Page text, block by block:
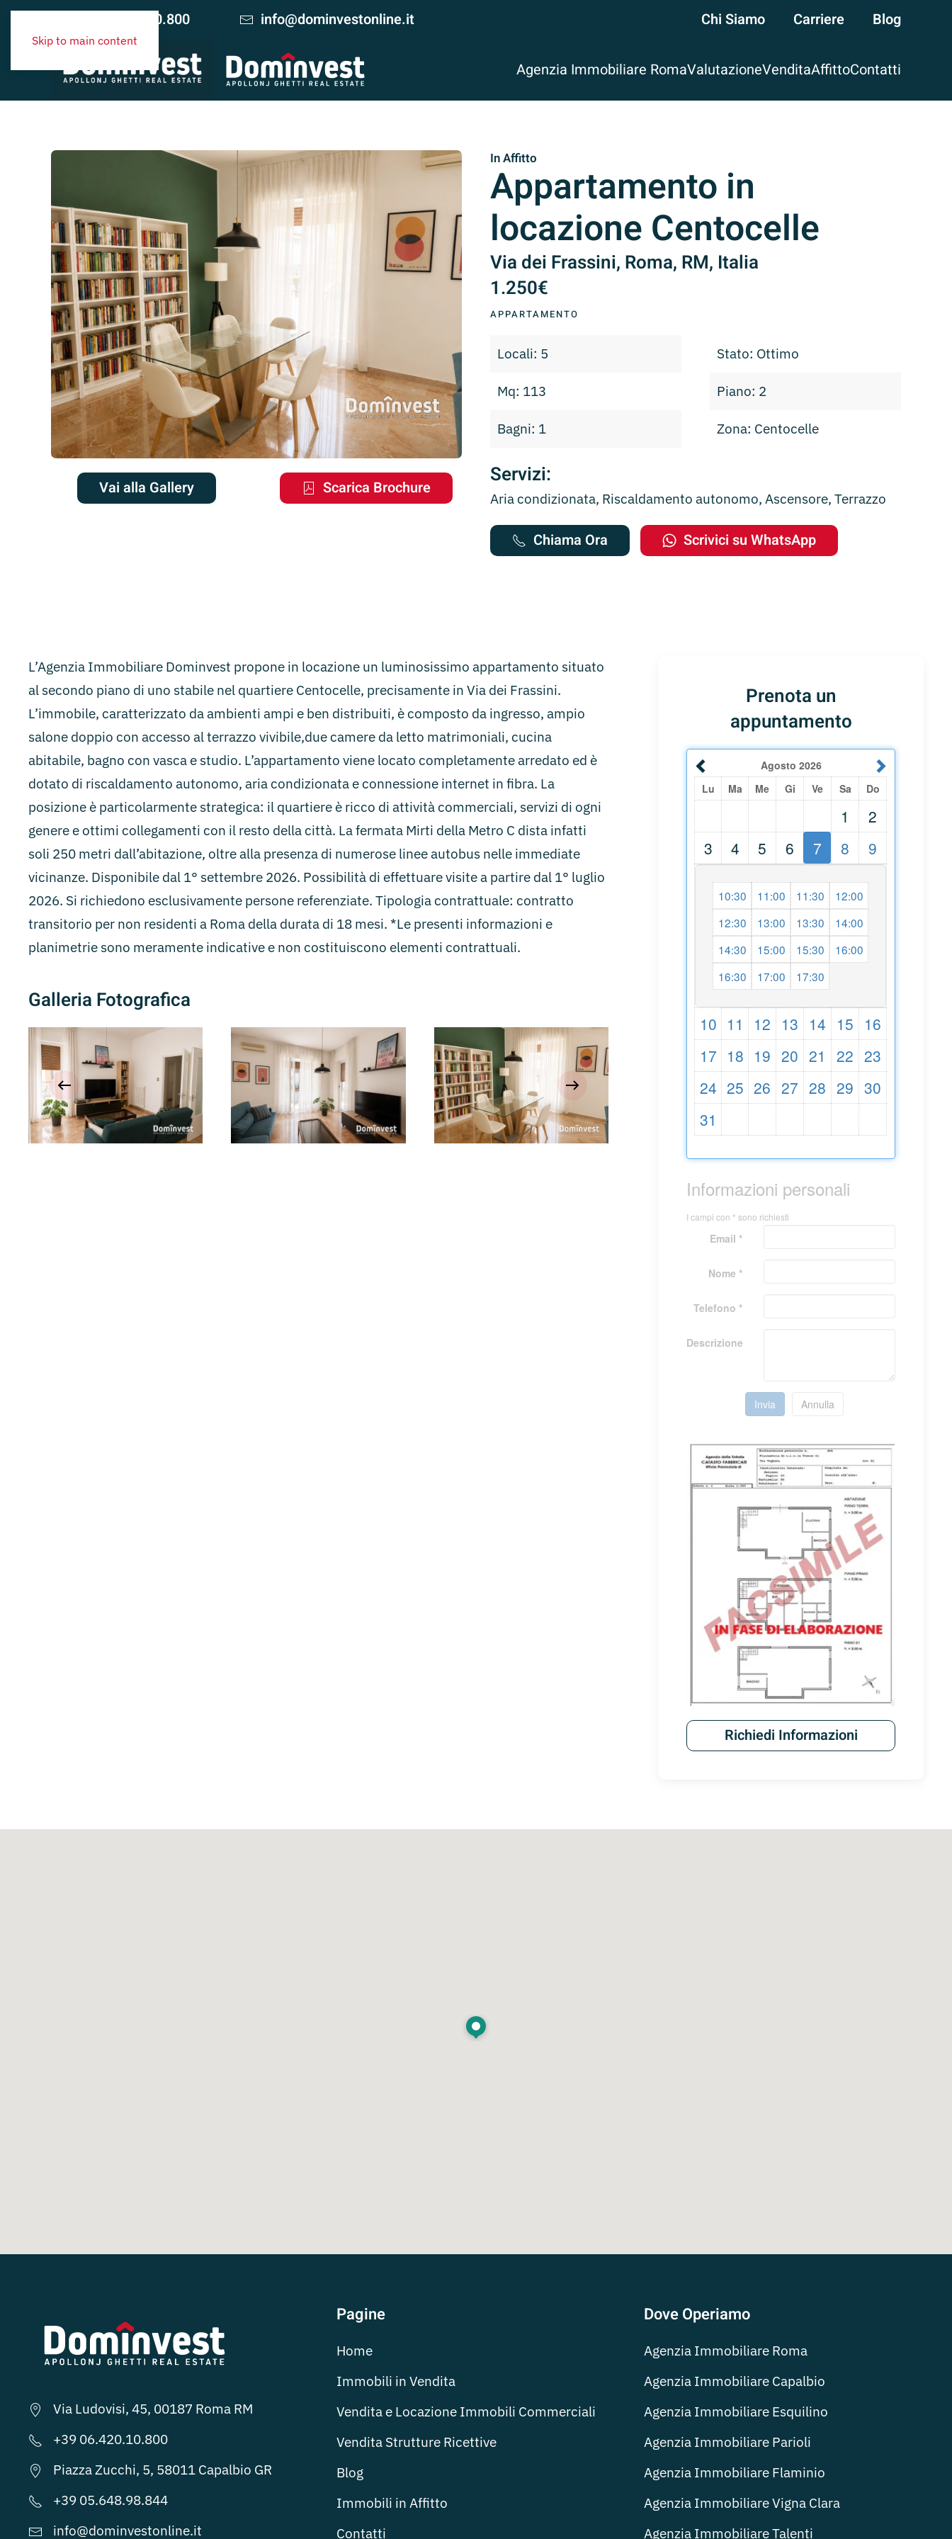
Skip to main content
+39 06.420.10.800 info@dominvestonline.it Chi Siamo Carriere Blog
Agenzia Immobiliare RomaValutazioneVenditaAffittoContatti
Vai alla Gallery Scarica Brochure
In Affitto
Appartamento in
locazione Centocelle
Via dei Frassini, Roma, RM, Italia
1.250€
APPARTAMENTO
Locali: 5
Mq: 113
Bagni: 1
Stato: Ottimo
Piano: 2
Zona: Centocelle
Servizi:
Aria condizionata, Riscaldamento autonomo, Ascensore, Terrazzo
Chiama Ora Scrivici su WhatsApp
L’Agenzia Immobiliare Dominvest propone in locazione un luminosissimo appartamento situato
al secondo piano di uno stabile nel quartiere Centocelle, precisamente in Via dei Frassini.
L’immobile, caratterizzato da ambienti ampi e ben distribuiti, è composto da ingresso, ampio
salone doppio con accesso al terrazzo vivibile,due camere da letto matrimoniali, cucina
abitabile, bagno con vasca e studio. L’appartamento viene locato completamente arredato ed è
dotato di riscaldamento autonomo, aria condizionata e connessione internet in fibra. La
posizione è particolarmente strategica: il quartiere è ricco di attività commerciali, servizi di ogni
genere e ottimi collegamenti con il resto della città. La fermata Mirti della Metro C dista infatti
soli 250 metri dall’abitazione, oltre alla presenza di numerose linee autobus nelle immediate
vicinanze. Disponibile dal 1° settembre 2026. Possibilità di effettuare visite a partire dal 1° luglio
2026. Si richiedono esclusivamente persone referenziate. Tipologia contrattuale: contratto
transitorio per non residenti a Roma della durata di 18 mesi. *Le presenti informazioni e
planimetrie sono meramente indicative e non costituiscono elementi contrattuali.
Galleria Fotografica
Prenota un
appuntamento
Agosto 2026
Lu
Ma Me Gi Ve Sa Do
1
2
3
4 5 6 7 8 9
10:30 11:00 11:30
12:00
12:30
13:00 13:30
14:00
14:30
15:00 15:30
16:00
16:30
17:00 17:30
10 11 12 13 14 15 16
17 18 19 20 21 22 23
24 25 26 27 28 29 30
31
Informazioni personali
I campi con * sono richiesti
Email *
Nome *
Telefono *
Descrizione
Invia Annulla
Mostra
Richiedi Informazioni
Via Ludovisi, 45, 00187 Roma RM
+39 06.420.10.800
Piazza Zucchi, 5, 58011 Capalbio GR
+39 05.648.98.844
info@dominvestonline.it
Pagine
Home
Immobili in Vendita
Vendita e Locazione Immobili Commerciali
Vendita Strutture Ricettive
Blog
Immobili in Affitto
Contatti
Dove Operiamo
Agenzia Immobiliare Roma
Agenzia Immobiliare Capalbio
Agenzia Immobiliare Esquilino
Agenzia Immobiliare Parioli
Agenzia Immobiliare Flaminio
Agenzia Immobiliare Vigna Clara
Agenzia Immobiliare Talenti